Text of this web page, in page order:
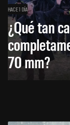
HACE 1 DÍA
¿Qué tan
70 mm?